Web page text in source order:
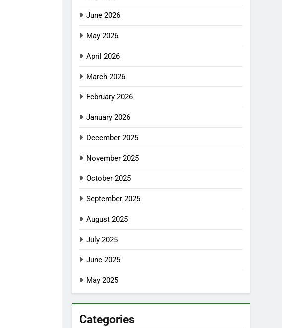
June 2026
May 2026
April 2026
March 2026
February 2026
January 2026
December 2025
November 2025
October 2025
September 2025
August 2025
July 2025
June 2025
May 2025
Categories